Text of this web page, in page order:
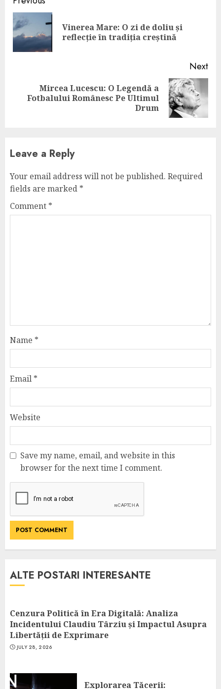
ReadingVinerea Mare: O zi de doliu și
reflecție în tradiția creștină
Next
Next
Mircea Lucescu: O Legendă a
Fotbalului Românesc Pe Ultimul
Drum
Leave a Reply
Your email address will not be published. Required
fields are marked *
Comment *
Name *
Email *
Website
Save my name, email, and website in this
browser for the next time I comment.
ALTE POSTARI INTERESANTE
Cenzura Politică în Era Digitală: Analiza
Incidentului Claudiu Târziu și Impactul Asupra
Libertății de Exprimare
JULY 28, 2026
Explorarea Tăcerii: